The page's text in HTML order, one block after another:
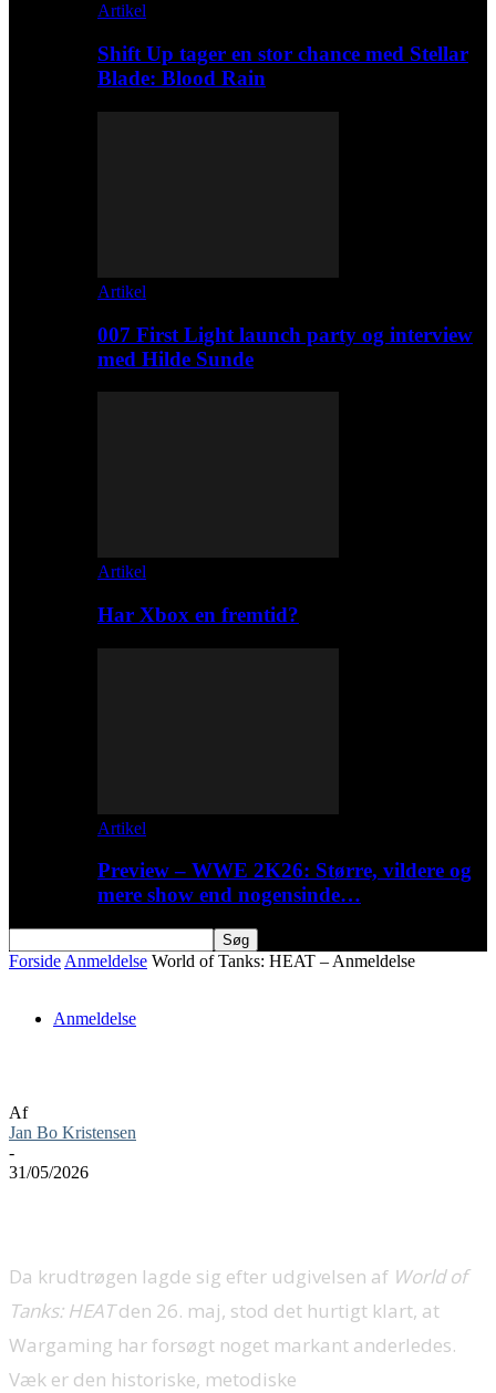
Artikel
Shift Up tager en stor chance med Stellar
Blade: Blood Rain
Artikel
007 First Light launch party og interview
med Hilde Sunde
Artikel
Har Xbox en fremtid?
Artikel
Preview – WWE 2K26: Større, vildere og
mere show end nogensinde…
Forside Anmeldelse World of Tanks: HEAT – Anmeldelse
Anmeldelse
Af
Jan Bo Kristensen
-
31/05/2026
Da krudtrøgen lagde sig efter udgivelsen af World of
Tanks: HEATden 26. maj, stod det hurtigt klart, at
Wargaming har forsøgt noget markant anderledes.
Væk er den historiske, metodiske